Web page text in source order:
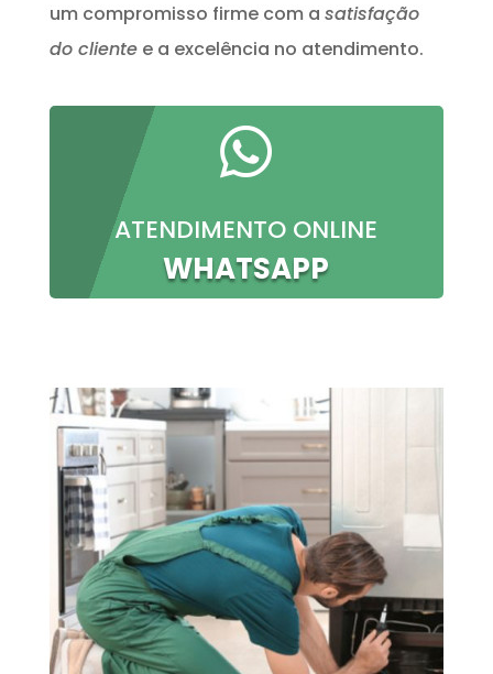
um compromisso firme com a satisfação
do clientee a excelência no atendimento.

ATENDIMENTO ONLINE
WHATSAPP